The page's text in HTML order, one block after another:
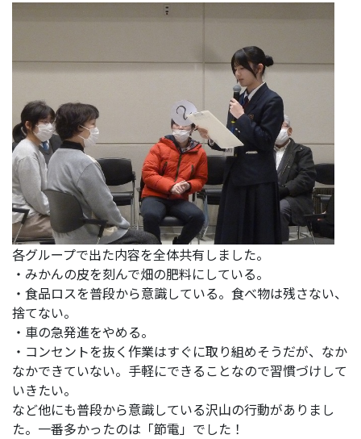
各グループで出た内容を全体共有しました。
・みかんの皮を刻んで畑の肥料にしている。
・食品ロスを普段から意識している。食べ物は残さない、
捨てない。
・車の急発進をやめる。
・コンセントを抜く作業はすぐに取り組めそうだが、なか
なかできていない。手軽にできることなので習慣づけして
いきたい。
など他にも普段から意識している沢山の行動がありまし
た。一番多かったのは「節電」でした！